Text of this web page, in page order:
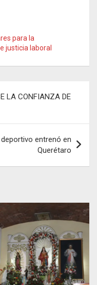
para la
justicia laboral
LA CONFIANZA DE
entrenó en
Querétaro